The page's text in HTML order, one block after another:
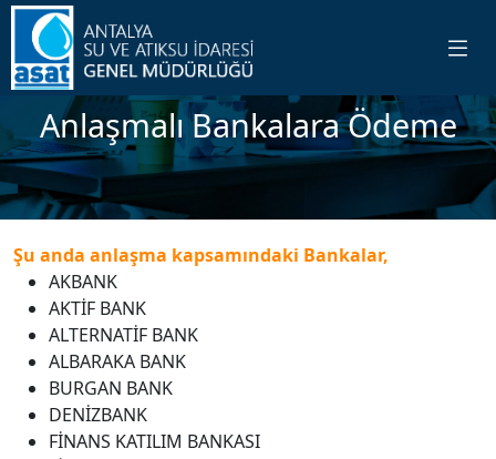
Anlaşmalı Bankalara Ödeme
Şu anda anlaşma kapsamındaki Bankalar,
AKBANK
AKTİF BANK
ALTERNATİF BANK
ALBARAKA BANK
BURGAN BANK
DENİZBANK
FİNANS KATILIM BANKASI